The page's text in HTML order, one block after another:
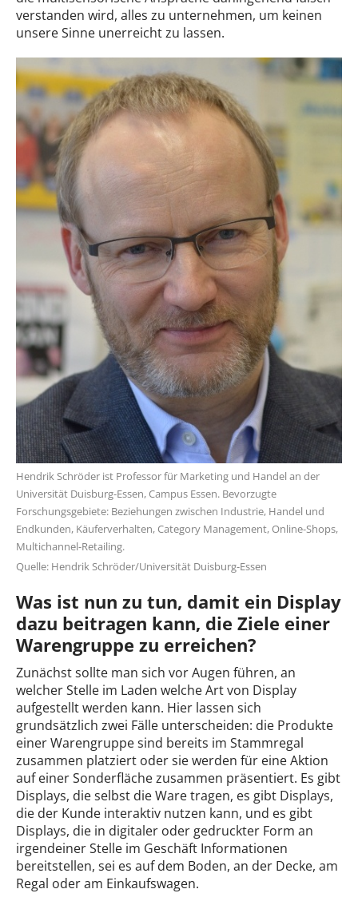
verstanden wird, alles zu unternehmen, um keinen
unsere Sinne unerreicht zu lassen.
Hendrik Schröder ist Professor für Marketing und Handel an der
Universität Duisburg-Essen, Campus Essen. Bevorzugte
Forschungsgebiete: Beziehungen zwischen Industrie, Handel und
Endkunden, Käuferverhalten, Category Management, Online-Shops,
Multichannel-Retailing.
Quelle: Hendrik Schröder/Universität Duisburg-Essen
Was ist nun zu tun, damit ein Display
dazu beitragen kann, die Ziele einer
Warengruppe zu erreichen?
Zunächst sollte man sich vor Augen führen, an
welcher Stelle im Laden welche Art von Display
aufgestellt werden kann. Hier lassen sich
grundsätzlich zwei Fälle unterscheiden: die Produkte
einer Warengruppe sind bereits im Stammregal
zusammen platziert oder sie werden für eine Aktion
auf einer Sonderfläche zusammen präsentiert. Es gibt
Displays, die selbst die Ware tragen, es gibt Displays,
die der Kunde interaktiv nutzen kann, und es gibt
Displays, die in digitaler oder gedruckter Form an
irgendeiner Stelle im Geschäft Informationen
bereitstellen, sei es auf dem Boden, an der Decke, am
Regal oder am Einkaufswagen.